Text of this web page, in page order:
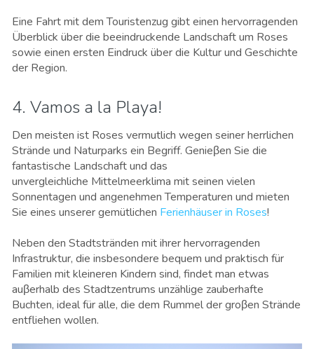
Eine Fahrt mit dem Touristenzug gibt einen hervorragenden
Überblick über die beeindruckende Landschaft um Roses
sowie einen ersten Eindruck über die Kultur und Geschichte
der Region.
4. Vamos a la Playa!
Den meisten ist Roses vermutlich wegen seiner herrlichen
Strände und Naturparks ein Begriff. Genieβen Sie die
fantastische Landschaft und das
unvergleichliche Mittelmeerklima mit seinen vielen
Sonnentagen und angenehmen Temperaturen und mieten
Sie eines unserer gemütlichen Ferienhäuser in Roses!
Neben den Stadtstränden mit ihrer hervorragenden
Infrastruktur, die insbesondere bequem und praktisch für
Familien mit kleineren Kindern sind, findet man etwas
auβerhalb des Stadtzentrums unzählige zauberhafte
Buchten, ideal für alle, die dem Rummel der groβen Strände
entfliehen wollen.